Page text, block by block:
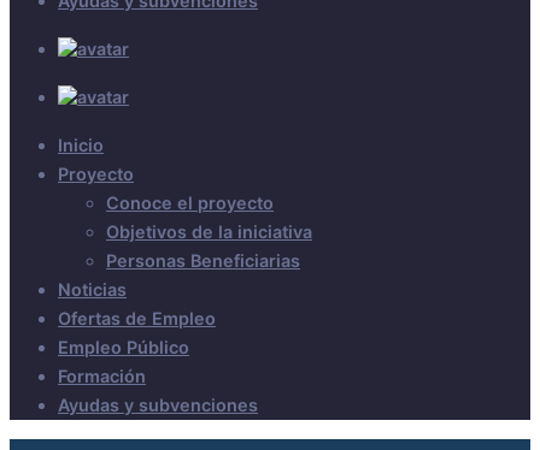
Inicio
Proyecto
Conoce el proyecto
Objetivos de la iniciativa
Personas Beneficiarias
Noticias
Ofertas de Empleo
Empleo Público
Formación
Ayudas y subvenciones